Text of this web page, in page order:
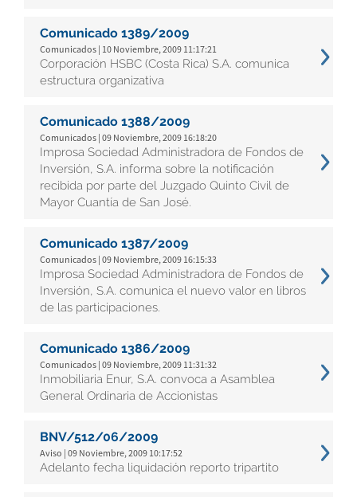
Comunicado 1389/2009
Comunicados | 10 Noviembre, 2009 11:17:21
Corporación HSBC (Costa Rica) S.A. comunica
estructura organizativa
Comunicado 1388/2009
Comunicados | 09 Noviembre, 2009 16:18:20
Improsa Sociedad Administradora de Fondos de
Inversión, S.A. informa sobre la notificación
recibida por parte del Juzgado Quinto Civil de
Mayor Cuantía de San José.
Comunicado 1387/2009
Comunicados | 09 Noviembre, 2009 16:15:33
Improsa Sociedad Administradora de Fondos de
Inversión, S.A. comunica el nuevo valor en libros
de las participaciones.
Comunicado 1386/2009
Comunicados | 09 Noviembre, 2009 11:31:32
Inmobiliaria Enur, S.A. convoca a Asamblea
General Ordinaria de Accionistas
BNV/512/06/2009
Aviso | 09 Noviembre, 2009 10:17:52
Adelanto fecha liquidación reporto tripartito